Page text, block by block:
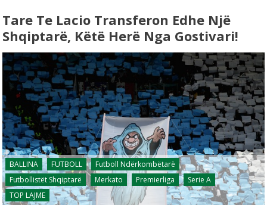
Tare Te Lacio Transferon Edhe Një
Shqiptarë, Këtë Herë Nga Gostivari!
BALLINA FUTBOLL
Futboll Ndërkombëtarë
Futbollistët Shqiptarë
Merkato Premierliga
Serie A
TOP LAJME